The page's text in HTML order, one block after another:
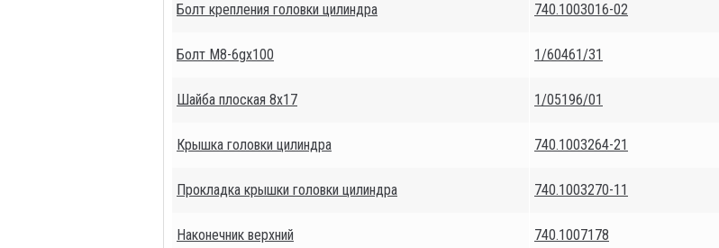
Болт крепления головки цилиндра 740.1003016-02
Болт М8-6gх100 1/60461/31
Шайба плоская 8х17 1/05196/01
Крышка головки цилиндра 740.1003264-21
Прокладка крышки головки цилиндра 740.1003270-11
Наконечник верхний 740.1007178